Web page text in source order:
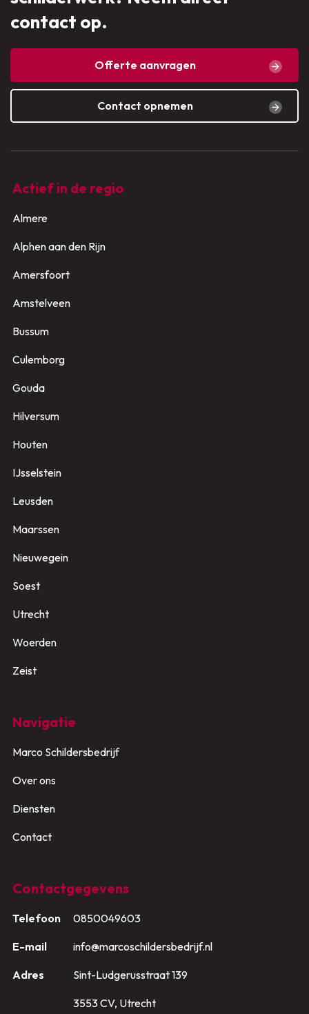
contact op.
Offerte aanvragen
Contact opnemen
Actief in de regio
Almere
Alphen aan den Rijn
Amersfoort
Amstelveen
Bussum
Culemborg
Gouda
Hilversum
Houten
IJsselstein
Leusden
Maarssen
Nieuwegein
Soest
Utrecht
Woerden
Zeist
Navigatie
Marco Schildersbedrijf
Over ons
Diensten
Contact
Contactgegevens
Telefoon 0850049603
E-mail info@marcoschildersbedrijf.nl
Adres Sint-Ludgerusstraat 139
3553 CV, Utrecht